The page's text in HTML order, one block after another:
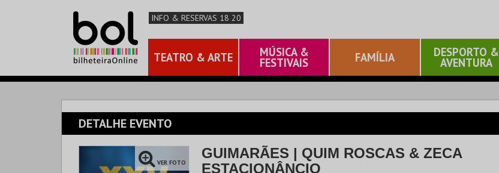
INFO & RESERVAS 18 20
TEATRO & ARTE MÚSICA &
FESTIVAIS FAMÍLIA DESPORTO &
AVENTURA
DETALHE EVENTO
VER FOTO
GUIMARÃES | QUIM ROSCAS & ZECA
ESTACIONÂNCIO